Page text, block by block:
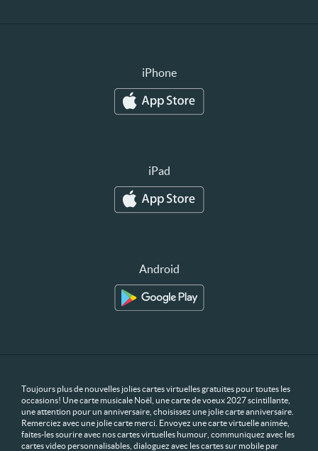
iPhone
iPad
Android
Toujours plus de nouvelles jolies cartes virtuelles gratuites pour toutes les
occasions! Une carte musicale Noël, une carte de voeux 2027 scintillante,
une attention pour un anniversaire, choisissez une jolie carte anniversaire.
Remerciez avec une jolie carte merci. Envoyez une carte virtuelle animée,
faites-les sourire avec nos cartes virtuelles humour, communiquez avec les
cartes video personnalisables, dialoguez avec les cartes sur mobile par